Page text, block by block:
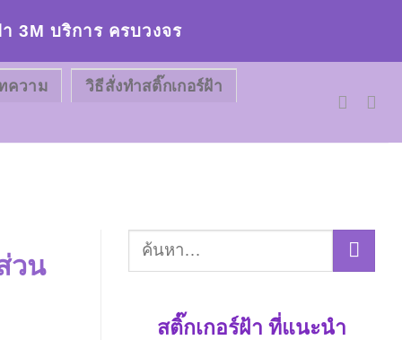
3M บริการ ครบวงจร
ความ วิธีสั่งทำสติ๊กเกอร์ฝ้า
วน
สติ๊กเกอร์ฝ้า ที่แนะนำ